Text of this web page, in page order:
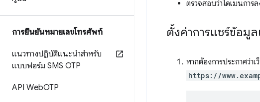
การยืนยันหมายเลขโทรศัพท์
แนวทางปฏิบัติแนะนำสำหรับ
แบบฟอร์ม SMS OTP
API WebOTP
ตรวจสอบว่าโดเมนการ
ตั้งค่าการแชร์ข้อมูล
หากต้องการประกาศว่าเ
https://